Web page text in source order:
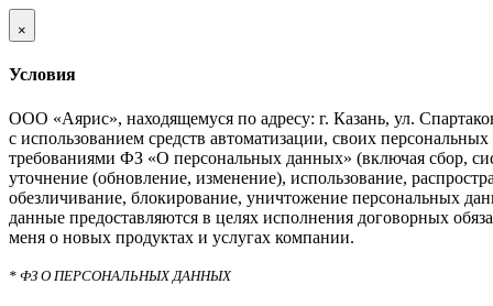
×
Условия
ООО «Аярис», находящемуся по адресу: г. Казань, ул.
с использованием средств автоматизации, своих
требованиями ФЗ «О персональных данных» (включая сбор,
уточнение (обновление, изменение), использование,
обезличивание, блокирование, уничтожение персональных
данные предоставляются в целях исполнения договорных
меня о новых продуктах и услугах компании.
* ФЗ О ПЕРСОНАЛЬНЫХ ДАННЫХ